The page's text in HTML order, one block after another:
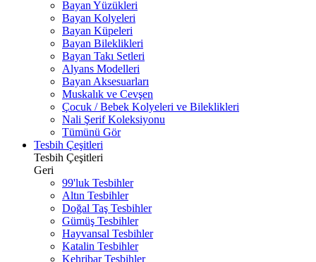
Bayan Yüzükleri
Bayan Kolyeleri
Bayan Küpeleri
Bayan Bileklikleri
Bayan Takı Setleri
Alyans Modelleri
Bayan Aksesuarları
Muskalık ve Cevşen
Çocuk / Bebek Kolyeleri ve Bileklikleri
Nali Şerif Koleksiyonu
Tümünü Gör
Tesbih Çeşitleri
Tesbih Çeşitleri
Geri
99'luk Tesbihler
Altın Tesbihler
Doğal Taş Tesbihler
Gümüş Tesbihler
Hayvansal Tesbihler
Katalin Tesbihler
Kehribar Tesbihler